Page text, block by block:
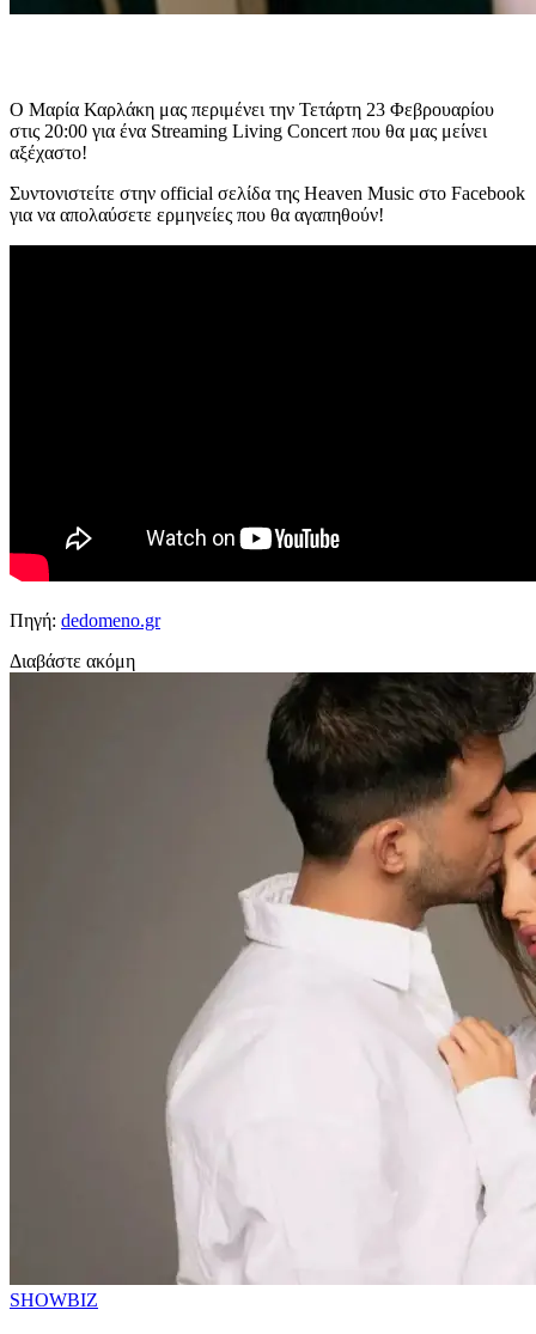
Ο Μαρία Καρλάκη μας περιμένει την Τετάρτη 23 Φεβρουαρίου
στις 20:00 για ένα Streaming Living Concert που θα μας μείνει
αξέχαστο!
Συντονιστείτε στην official σελίδα της Heaven Music στο Facebook
για να απολαύσετε ερμηνείες που θα αγαπηθούν!
Πηγή: dedomeno.gr
Διαβάστε ακόμη
SHOWBIZ